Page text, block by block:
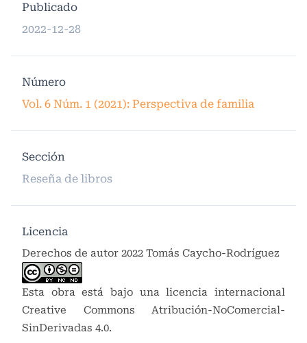
Publicado
2022-12-28
Número
Vol. 6 Núm. 1 (2021): Perspectiva de familia
Sección
Reseña de libros
Licencia
Derechos de autor 2022 Tomás Caycho-Rodríguez
Esta obra está bajo una licencia internacional
Creative Commons Atribución-NoComercial-
SinDerivadas 4.0.